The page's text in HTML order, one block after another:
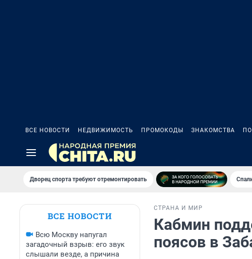
ВСЕ НОВОСТИ НЕДВИЖИМОСТЬ ПРОМОКОДЫ ЗНАКОМСТВА
Дворец спорта требуют отремонтировать
ВСЕ НОВОСТИ
Всю Москву напугал
загадочный взрыв: его звук
слышали везде, а причина
СТРАНА И МИР
Кабмин
поясов в